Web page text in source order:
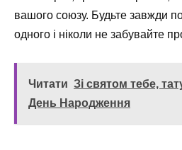
вашого союзу. Будьте завжди
одного і ніколи не забувайте
Читати Зі святом тебе,
День Народження